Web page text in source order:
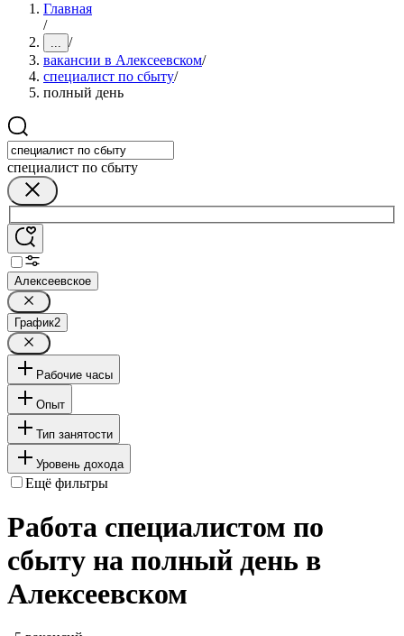
Главная
/
... /
вакансии в Алексеевском/
специалист по сбыту/
полный день
специалист по сбыту
Алексеевское
График2
Рабочие часы
Опыт
Тип занятости
Уровень дохода
Ещё фильтры
Работа специалистом по
сбыту на полный день в
Алексеевском